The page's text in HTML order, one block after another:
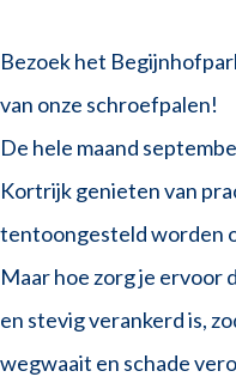
Bezoek het
van onze schroefpalen!
De hele maand
Kortrijk genieten van
tentoongesteld worden
Maar hoe zorg je ervoor
en stevig verankerd is,
wegwaait en schade